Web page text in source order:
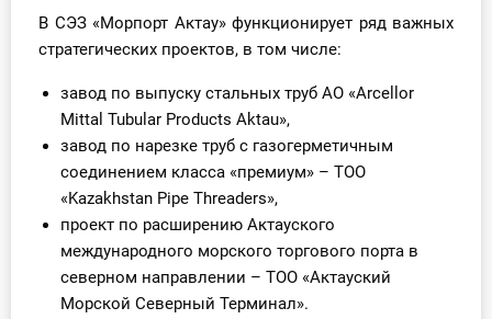
В СЭЗ «Морпорт Актау» функционирует ряд важных
стратегических проектов, в том числе:
завод по выпуску стальных труб АО «Arcellor
Mittal Tubular Products Aktau»,
завод по нарезке труб с газогерметичным
соединением класса «премиум» – ТОО
«Kazakhstan Pipe Threaders»,
проект по расширению Актауского
международного морского торгового порта в
северном направлении – ТОО «Актауский
Морской Северный Терминал».